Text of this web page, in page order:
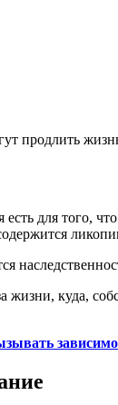
продлить
для того,
жизни, куда,